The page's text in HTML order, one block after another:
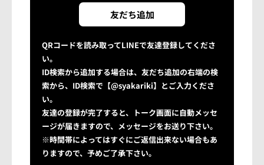
友だち追加
QRコードを読み取ってLINEで友達登録してくださ
い。
ID検索から追加する場合は、友だち追加の右端の検
索から、ID検索で【@syakariki】とご入力くださ
い。
友達の登録が完了すると、トーク画面に自動メッセ
ージが届きますので、メッセージをお送り下さい。
※時間帯によってはすぐにご返信出来ない場合もあ
りますので、予めご了承下さい。